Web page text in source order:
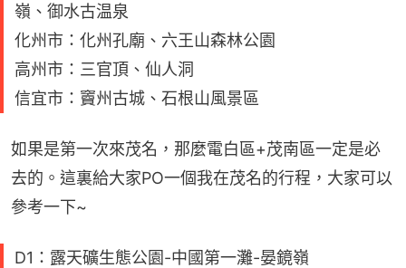
嶺、御水古温泉
化州市：化州孔廟、六王山森林公園
高州市：三官頂、仙人洞
信宜市：竇州古城、石根山風景區
如果是第一次來茂名，那麼電白區+茂南區一定是必
去的。這裏給大家PO一個我在茂名的行程，大家可以
參考一下~
D1：露天礦生態公園-中國第一灘-晏鏡嶺